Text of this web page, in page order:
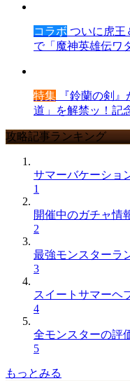
コラボ ついに虎王
で「魔神英雄伝ワ
特集 『鈴蘭の剣
道」を解禁ッ！記
攻略記事ランキング
サマーバケーショ
1
開催中のガチャ情
2
最強モンスターラ
3
スイートサマーヘ
4
全モンスターの評
5
もっとみる